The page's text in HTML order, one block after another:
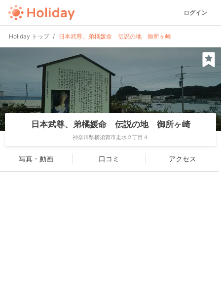
ログイン
Holiday トップ 日本武尊、弟橘媛命 伝説の地 御所ヶ崎
日本武尊、弟橘媛命 伝説の地 御所ヶ崎
神奈川県横須賀市走水２丁目４
写真・動画 口コミ アクセス